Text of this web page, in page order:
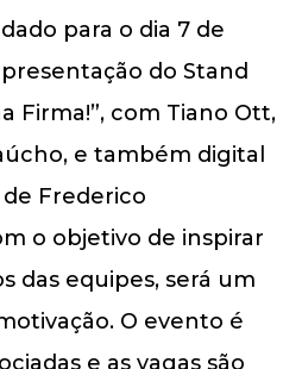
para o dia 7 de
do Stand
Firma!”, com Tiano Ott,
e também digital
Frederico
o objetivo de inspirar
das equipes, será um
O evento é
e as vagas são